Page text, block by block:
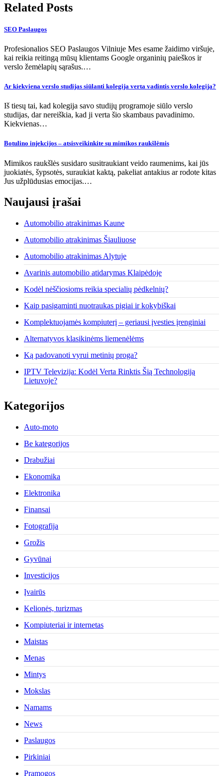
Related Posts
SEO Paslaugos
Profesionalios SEO Paslaugos Vilniuje Mes esame žaidimo viršuje,
kai reikia reitingą mūsų klientams Google organinių paieškos ir
verslo žemėlapių sąrašus.…
Ar kiekviena verslo studijas siūlanti kolegija verta vadintis verslo kolegija?
Iš tiesų tai, kad kolegija savo studijų programoje siūlo verslo
studijas, dar nereiškia, kad ji verta šio skambaus pavadinimo.
Kiekvienas…
Botulino injekcijos – atsisveikinkite su mimikos raukšlėmis
Mimikos raukšlės susidaro susitraukiant veido raumenims, kai jūs
juokiatės, šypsotės, suraukiat kaktą, pakeliat antakius ar rodote kitas
Jus užplūdusias emocijas.…
Naujausi įrašai
Automobilio atrakinimas Kaune
Automobilio atrakinimas Šiauliuose
Automobilio atrakinimas Alytuje
Avarinis automobilio atidarymas Klaipėdoje
Kodėl nėščiosioms reikia specialių pėdkelnių?
Kaip pasigaminti nuotraukas pigiai ir kokybiškai
Komplektuojamės kompiuterį – geriausi įvesties įrenginiai
Alternatyvos klasikinėms liemenėlėms
Ką padovanoti vyrui metinių proga?
IPTV Televizija: Kodėl Verta Rinktis Šią Technologiją
Lietuvoje?
Kategorijos
Auto-moto
Be kategorijos
Drabužiai
Ekonomika
Elektronika
Finansai
Fotografija
Grožis
Gyvūnai
Investicijos
Įvairūs
Kelionės, turizmas
Kompiuteriai ir internetas
Maistas
Menas
Mintys
Mokslas
Namams
News
Paslaugos
Pirkiniai
Pramogos